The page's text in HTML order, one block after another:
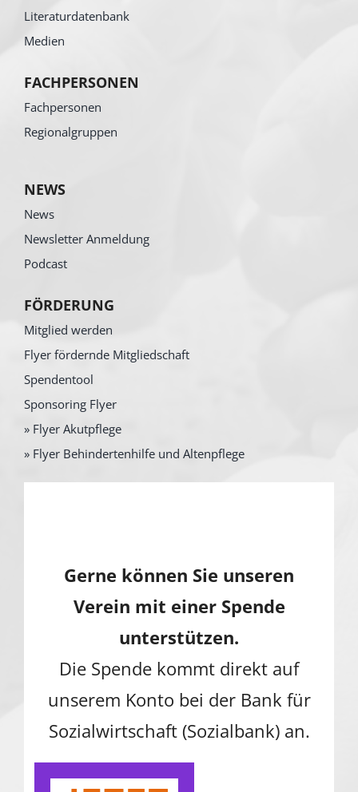
Literaturdatenbank
Medien
FACHPERSONEN
Fachpersonen
Regionalgruppen
NEWS
News
Newsletter Anmeldung
Podcast
FÖRDERUNG
Mitglied werden
Flyer fördernde Mitgliedschaft
Spendentool
Sponsoring Flyer
» Flyer Akutpflege
» Flyer Behindertenhilfe und Altenpflege
Gerne können Sie unseren
Verein mit einer Spende
unterstützen.
Die Spende kommt direkt auf
unserem Konto bei der Bank für
Sozialwirtschaft (Sozialbank) an.